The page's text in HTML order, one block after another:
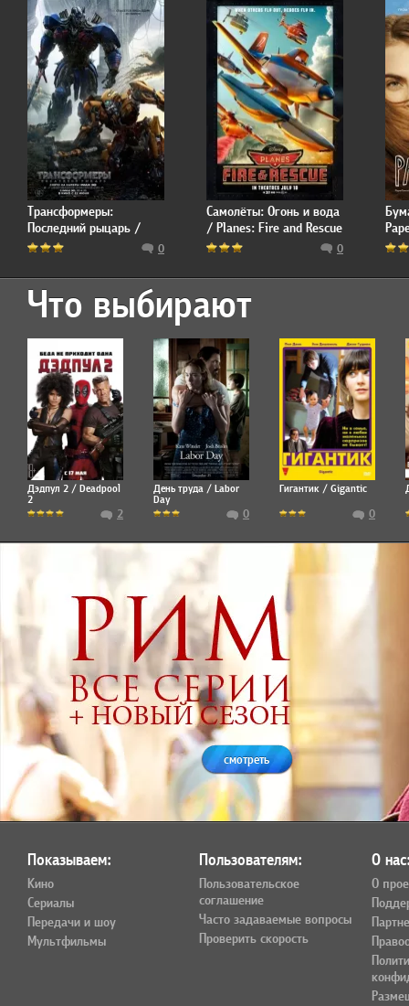
Трансформеры:
Последний рыцарь /
Transformers: The Last 0
Самолёты: Огонь и вода
/ Planes: Fire and Rescue
0
Что выбирают
Дэдпул 2 / Deadpool
2
2
День труда / Labor
Day
0
Гигантик / Gigantic
0
смотреть
Показываем:
Кино
Сериалы
Передачи и шоу
Мультфильмы
Пользователям:
Пользовательское
соглашение
Часто задаваемые вопросы
Проверить скорость
О
О